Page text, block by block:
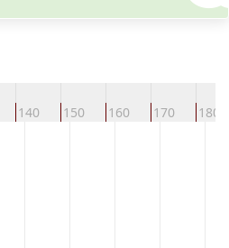
140 150 160 170 180